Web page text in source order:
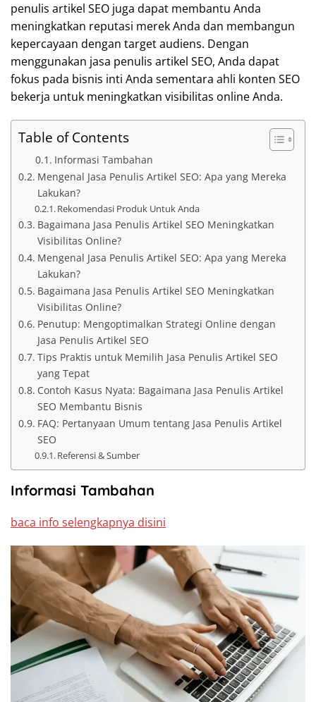
penulis artikel SEO juga dapat membantu Anda
meningkatkan reputasi merek Anda dan membangun
kepercayaan dengan target audiens. Dengan
menggunakan jasa penulis artikel SEO, Anda dapat
fokus pada bisnis inti Anda sementara ahli konten SEO
bekerja untuk meningkatkan visibilitas online Anda.
Table of Contents
Informasi Tambahan
Mengenal Jasa Penulis Artikel SEO: Apa yang Mereka
Lakukan?
Rekomendasi Produk Untuk Anda
Bagaimana Jasa Penulis Artikel SEO Meningkatkan
Visibilitas Online?
Mengenal Jasa Penulis Artikel SEO: Apa yang Mereka
Lakukan?
Bagaimana Jasa Penulis Artikel SEO Meningkatkan
Visibilitas Online?
Penutup: Mengoptimalkan Strategi Online dengan
Jasa Penulis Artikel SEO
Tips Praktis untuk Memilih Jasa Penulis Artikel SEO
yang Tepat
Contoh Kasus Nyata: Bagaimana Jasa Penulis Artikel
SEO Membantu Bisnis
FAQ: Pertanyaan Umum tentang Jasa Penulis Artikel
SEO
Referensi & Sumber
Informasi Tambahan
baca info selengkapnya disini